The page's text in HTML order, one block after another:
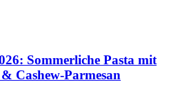
Sommerliche Pasta mit
Cashew-Parmesan